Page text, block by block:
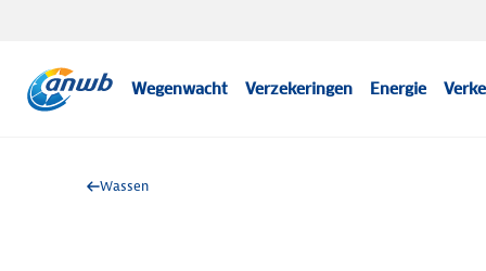
Wegenwacht Verzekeringen Energie
Wassen